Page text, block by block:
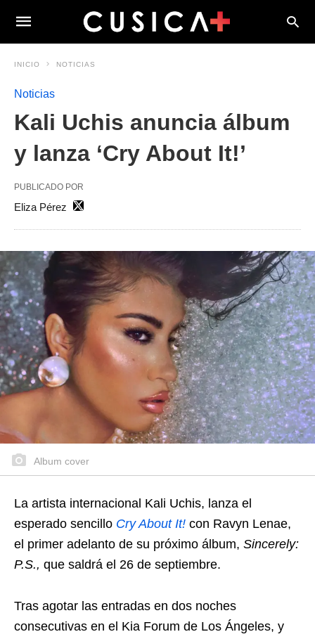
INICIO NOTICIAS
Noticias
Kali Uchis anuncia álbum
y lanza ‘Cry About It!’
PUBLICADO POR
Eliza Pérez
Album cover
La artista internacional Kali Uchis, lanza el
esperado sencillo Cry About It! con Ravyn Lenae,
el primer adelanto de su próximo álbum, Sincerely:
P.S., que saldrá el 26 de septiembre.
Tras agotar las entradas en dos noches
consecutivas en el Kia Forum de Los Ángeles, y